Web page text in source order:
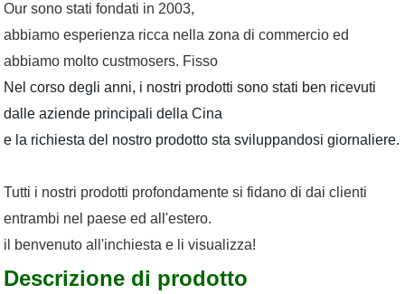
Our sono stati fondati in 2003,
abbiamo esperienza ricca nella zona di commercio ed
abbiamo molto custmosers. Fisso
Nel corso degli anni, i nostri prodotti sono stati ben ricevuti
dalle aziende principali della Cina
e la richiesta del nostro prodotto sta sviluppandosi giornaliere.
Tutti i nostri prodotti profondamente si fidano di dai clienti
entrambi nel paese ed all'estero.
il benvenuto all'inchiesta e li visualizza!
Descrizione di prodotto